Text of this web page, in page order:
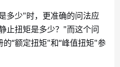
多少"时，更准确的问法应
止扭矩是多少？"而这个问
“额定扭矩"和“峰值扭矩"参